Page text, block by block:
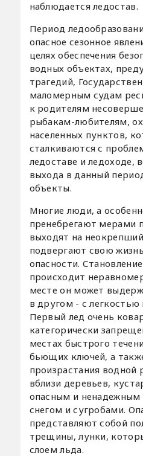
наблюдается ледостав.
Период
опасное сезонное
целях обеспечения
водных объектах,
трагедий,
маломерным судам
к родителям
рыбакам-любителям,
населенных пунктов,
сталкиваются с
ледоставе и ледоходе,
выхода в данный
объекты.
Многие люди, а
пренебрегают мерами
выходят на
подвергают свою
опасности.
происходит
месте он может
в другом - с легкостью
Первый лед очень
категорически
местах быстрого
бьющих ключей, а
произрастания водной
вблизи деревьев,
опасным и ненадежным
снегом и сугробами.
представляют собой
трещины, лунки,
слоем льда.